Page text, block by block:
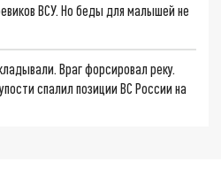
ВСУ. Но беды для малышей не
Враг форсировал реку.
спалил позиции ВС России на